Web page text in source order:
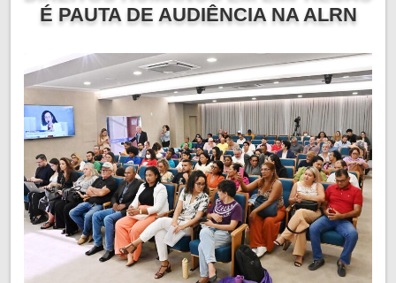
É PAUTA DE AUDIÊNCIA NA ALRN